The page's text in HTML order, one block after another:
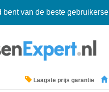
van de beste
Laagste prijs garantie